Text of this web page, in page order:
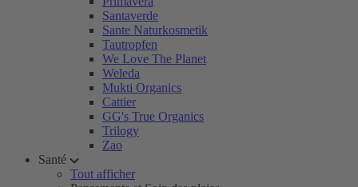
Santaverde
Sante Naturkosmetik
Tautropfen
We Love The Planet
Weleda
Mukti Organics
Cattier
GG's True Organics
Trilogy
Zao
Santé
Tout afficher